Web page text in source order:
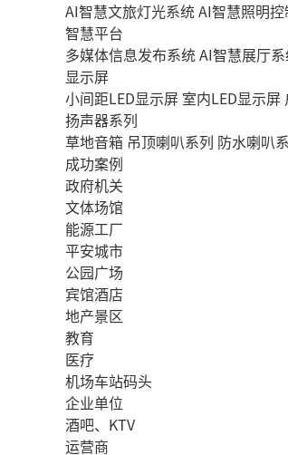
AI智慧文旅灯光系统AI智慧照明
智慧平台
多媒体信息发布系统AI智慧展厅
显示屏
小间距LED显示屏 室内LED显示屏
扬声器系列
草地音箱 吊顶喇叭系列 防水喇叭
成功案例
政府机关
文体场馆
能源工厂
平安城市
公园广场
宾馆酒店
地产景区
教育
医疗
机场车站码头
企业单位
酒吧、KTV
运营商